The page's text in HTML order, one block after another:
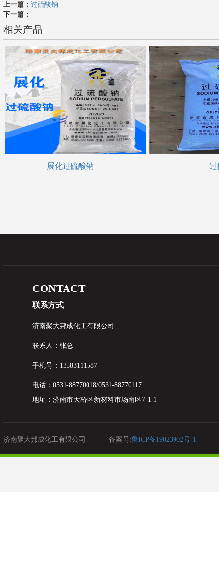
上一篇： 过硫酸钠
下一篇：
相关产品
展化过硫酸钠 过硫
CONTACT
联系方式
济南聚大邦成化工有限公司
联系人：张总
手机号：13583111587
电话：0531-88770018/0531-88770117
地址： 济南市天桥区新材料市场南区7-1-1
济南聚大邦成化工有限公司 备案号:鲁ICP备19023902号-1